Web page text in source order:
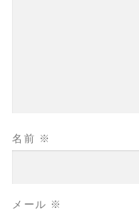
名前 ※
メール ※